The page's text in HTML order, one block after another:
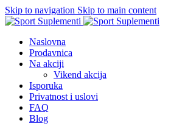
Skip to navigation Skip to main content
Naslovna
Prodavnica
Na akciji
Vikend akcija
Isporuka
Privatnost i uslovi
FAQ
Blog